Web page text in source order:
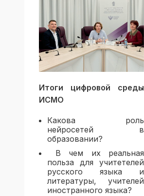
Итоги цифровой среды
ИСМО
Какова роль
нейросетей в
образовании?
В чем их реальная
польза для учитетелей
русского языка и
литературы, учителей
иностранного языка?